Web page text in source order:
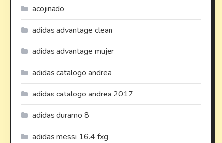
acojinado
adidas advantage clean
adidas advantage mujer
adidas catalogo andrea
adidas catalogo andrea 2017
adidas duramo 8
adidas messi 16.4 fxg